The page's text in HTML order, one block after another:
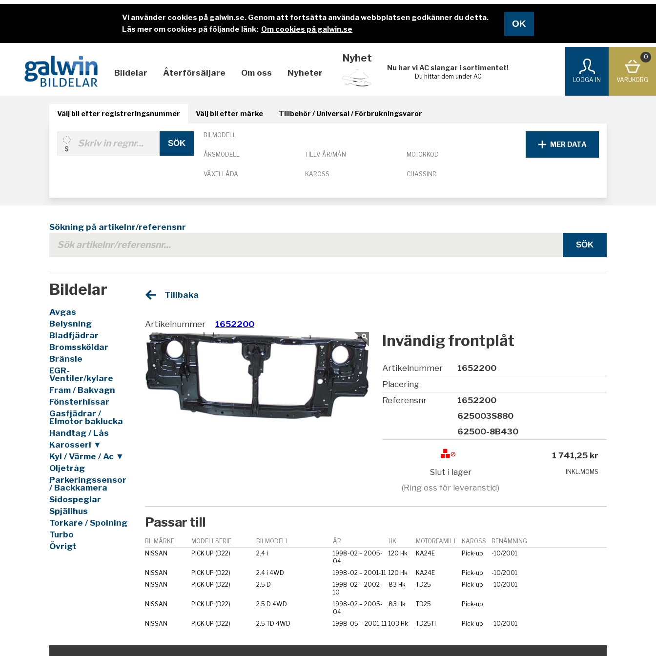
Vi använder cookies på galwin.se. Genom att fortsätta använda webbplatsen godkänner du detta.
Läs mer om cookies på följande länk: Om cookies på galwin.se
Bildelar Återförsäljare Om oss Nyheter
Nyhet
Nu har vi AC slangar i sortimentet!
Du hittar dem under AC
LOGGA IN
0
VARUKORG
Välj bil efter registreringsnummer Välj bil efter märke Tillbehör / Universal / Förbrukningsvaror
BILMODELL
ÅRSMODELL TILLV. ÅR/MÅN MOTORKOD
VÄXELLÅDA KAROSS CHASSINR
MER DATA
Sökning på artikelnr/referensnr
Bildelar
Avgas
Belysning
Bladfjädrar
Bromssköldar
Bränsle
EGR-
Ventiler/kylare
Fram / Bakvagn
Fönsterhissar
Gasfjädrar /
Elmotor baklucka
Handtag / Lås
Karosseri ▼
Kyl / Värme / Ac ▼
Oljetråg
Parkeringssensor
/ Backkamera
Sidospeglar
Spjällhus
Torkare / Spolning
Turbo
Övrigt
Tillbaka
Artikelnummer 1652200
Invändig frontplåt
Artikelnummer
1652200
Placering
Referensnr
1652200
625003S880
62500-8B430
Slut i lager
(Ring oss för leveranstid)
1 741,25 kr
INKL.MOMS
Passar till
BILMÄRKE MODELLSERIE BILMODELL ÅR HK MOTORFAMILJ KAROSS
BENÄMNING
NISSAN
PICK UP (D22) 2.4 i
1998-02 – 2005-
04
120 Hk KA24E Pick-up -10/2001
NISSAN PICK UP (D22) 2.4 i 4WD 1998-02 – 2001-11 120 Hk KA24E Pick-up
-10/2001
NISSAN
PICK UP (D22) 2.5 D
1998-02 – 2002-
10
83 Hk TD25 Pick-up -10/2001
NISSAN PICK UP (D22) 2.5 D 4WD
1998-02 – 2005-
04
83 Hk TD25 Pick-up
NISSAN PICK UP (D22) 2.5 TD 4WD 1998-05 – 2001-11 103 Hk TD25TI Pick-up -10/2001